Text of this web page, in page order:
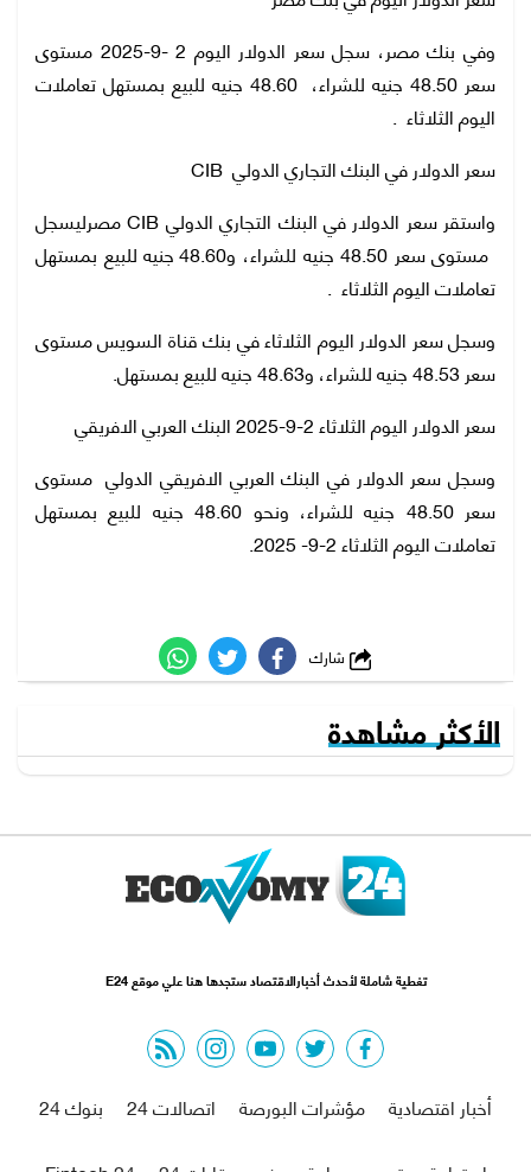
وفي بنك مصر، سجل سعر الدولار اليوم 2 -9-2025 مستوى
سعر 48.50 جنيه للشراء، 48.60 جنيه للبيع بمستهل تعاملات
اليوم الثلاثاء .
سعر الدولار في البنك التجاري الدولي CIB
واستقر سعر الدولار في البنك التجاري الدولي CIB مصرليسجل
مستوى سعر 48.50 جنيه للشراء، و48.60 جنيه للبيع بمستهل
تعاملات اليوم الثلاثاء .
وسجل سعر الدولار اليوم الثلاثاء في بنك قناة السويس مستوى
سعر 48.53 جنيه للشراء، و48.63 جنيه للبيع بمستهل.
سعر الدولار اليوم الثلاثاء 2-9-2025 البنك العربي الافريقي
وسجل سعر الدولار في البنك العربي الافريقي الدولي مستوى
سعر 48.50 جنيه للشراء، ونحو 48.60 جنيه للبيع بمستهل
تعاملات اليوم الثلاثاء 2-9- 2025.
الأكثر مشاهدة
تغطية شاملة لأحدث أخبارالاقتصاد ستجدها هنا علي موقع E24
facebook
twitter
youtube
instagram
rss feed
أخبار اقتصادية
مؤشرات البورصة اتصالات 24
بنوك 24